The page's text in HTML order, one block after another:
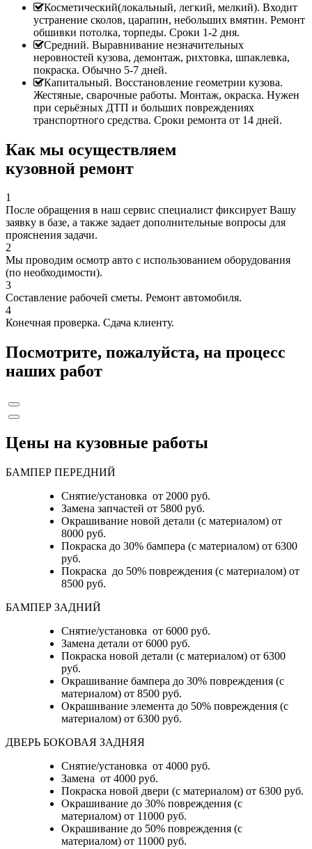
Косметический(локальный, легкий, мелкий). Входит
устранение сколов, царапин, небольших вмятин. Ремонт
обшивки потолка, торпеды. Сроки 1-2 дня.
Средний. Выравнивание незначительных
неровностей кузова, демонтаж, рихтовка, шпаклевка,
покраска. Обычно 5-7 дней.
Капитальный. Восстановление геометрии кузова.
Жестяные, сварочные работы. Монтаж, окраска. Нужен
при серьёзных ДТП и больших повреждениях
транспортного средства. Сроки ремонта от 14 дней.
Как мы осуществляем
кузовной ремонт
1
После обращения в наш сервис специалист фиксирует Вашу
заявку в базе, а также задает дополнительные вопросы для
прояснения задачи.
2
Мы проводим осмотр авто с использованием оборудования
(по необходимости).
3
Составление рабочей сметы. Ремонт автомобиля.
4
Конечная проверка. Сдача клиенту.
Посмотрите, пожалуйста, на процесс
наших работ
Цены на кузовные работы
БАМПЕР ПЕРЕДНИЙ
Снятие/установка от 2000 руб.
Замена запчастей от 5800 руб.
Окрашивание новой детали (с материалом) от
8000 руб.
Покраска до 30% бампера (с материалом) от 6300
руб.
Покраска до 50% повреждения (с материалом) от
8500 руб.
БАМПЕР ЗАДНИЙ
Снятие/установка от 6000 руб.
Замена детали от 6000 руб.
Покраска новой детали (с материалом) от 6300
руб.
Окрашивание бампера до 30% повреждения (с
материалом) от 8500 руб.
Окрашивание элемента до 50% повреждения (с
материалом) от 6300 руб.
ДВЕРЬ БОКОВАЯ ЗАДНЯЯ
Снятие/установка от 4000 руб.
Замена от 4000 руб.
Покраска новой двери (с материалом) от 6300 руб.
Окрашивание до 30% повреждения (с
материалом) от 11000 руб.
Окрашивание до 50% повреждения (с
материалом) от 11000 руб.